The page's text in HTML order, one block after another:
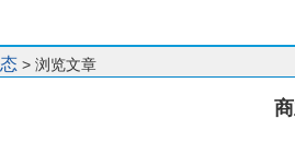
> 浏览文章